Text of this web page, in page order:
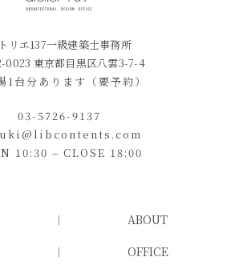
リエ137一級建築士事務所
0023 東京都目黒区八雲3-7-4
1台分あります（要予約）
03-5726-9137
10:30 – CLOSE 18:00
ABOUT
OFFICE